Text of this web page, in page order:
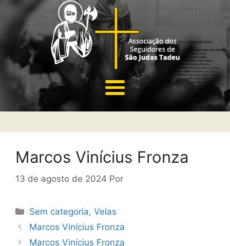
Marcos Vinícius Fronza
13 de agosto de 2024 Por
Sem categoria,Velas
Marcos Vinícius Fronza
Marcos Vinícius Fronza